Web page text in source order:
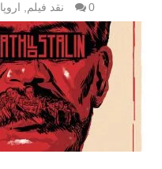
نقد فیلم اروپا 0